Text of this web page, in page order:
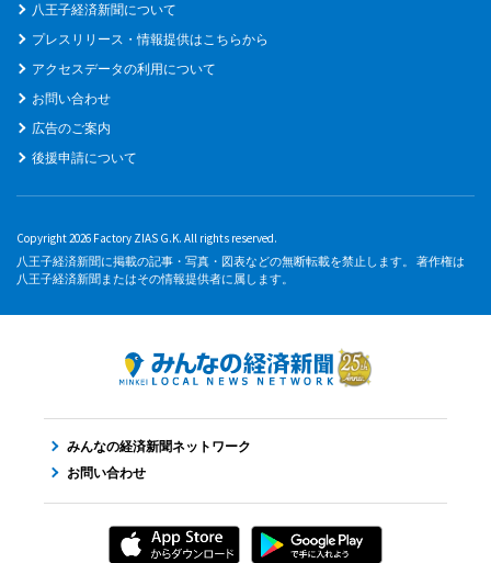
八王子経済新聞について
プレスリリース・情報提供はこちらから
アクセスデータの利用について
お問い合わせ
広告のご案内
後援申請について
Copyright 2026 Factory ZIAS G.K. All rights reserved.
八王子経済新聞に掲載の記事・写真・図表などの無断転載を禁止します。 著作権は
八王子経済新聞またはその情報提供者に属します。
みんなの経済新聞ネットワーク
お問い合わせ